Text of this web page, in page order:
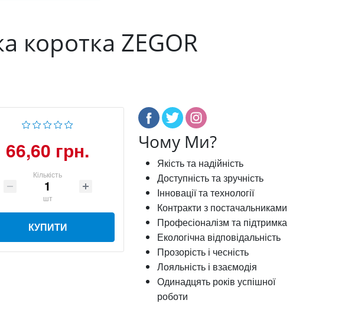
коротка ZEGOR
66,60 грн.
Кількість
шт
КУПИТИ
Чому Ми?
Якість та надійність
Доступність та зручність
Інновації та технології
Контракти з постачальниками
Професіоналізм та підтримка
Екологічна відповідальність
Прозорість і чесність
Лояльність і взаємодія
Одинадцять років успішної
роботи